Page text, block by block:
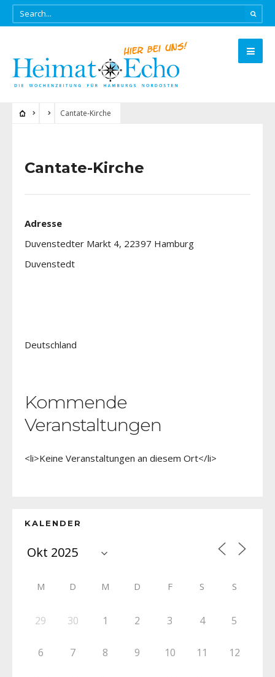
Cantate-Kirche
Cantate-Kirche
Adresse
Duvenstedter Markt 4, 22397 Hamburg
Duvenstedt
Deutschland
Kommende
Veranstaltungen
<li>Keine Veranstaltungen an diesem Ort</li>
KALENDER
M D M D F S S
29 30 1 2 3 4 5
6 7 8 9 10 11 12